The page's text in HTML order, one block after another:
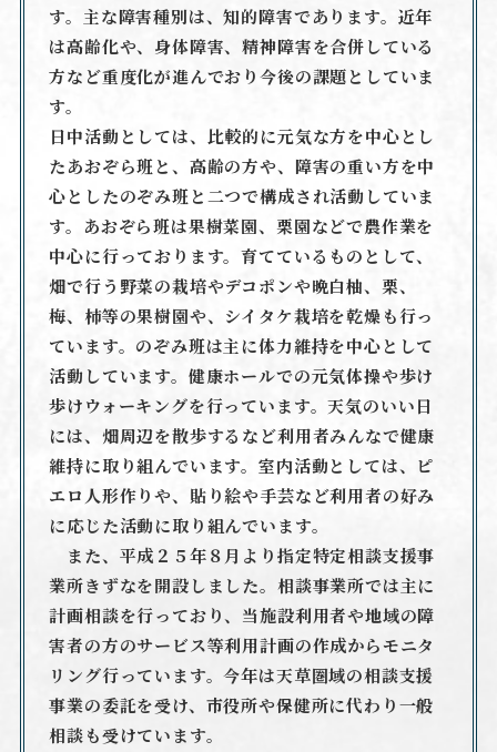
す。主な障害種別は、知的障害であります。近年
は高齢化や、身体障害、精神障害を合併している
方など重度化が進んでおり今後の課題としていま
す。
日中活動としては、比較的に元気な方を中心とし
たあおぞら班と、高齢の方や、障害の重い方を中
心としたのぞみ班と二つで構成され活動していま
す。あおぞら班は果樹菜園、栗園などで農作業を
中心に行っております。育てているものとして、
畑で行う野菜の栽培やデコポンや晩白柚、栗、
梅、柿等の果樹園や、シイタケ栽培を乾燥も行っ
ています。のぞみ班は主に体力維持を中心として
活動しています。健康ホールでの元気体操や歩け
歩けウォーキングを行っています。天気のいい日
には、畑周辺を散歩するなど利用者みんなで健康
維持に取り組んでいます。室内活動としては、ピ
エロ人形作りや、貼り絵や手芸など利用者の好み
に応じた活動に取り組んでいます。
また、平成２５年８月より指定特定相談支援事
業所きずなを開設しました。相談事業所では主に
計画相談を行っており、当施設利用者や地域の障
害者の方のサービス等利用計画の作成からモニタ
リング行っています。今年は天草圏域の相談支援
事業の委託を受け、市役所や保健所に代わり一般
相談も受けています。